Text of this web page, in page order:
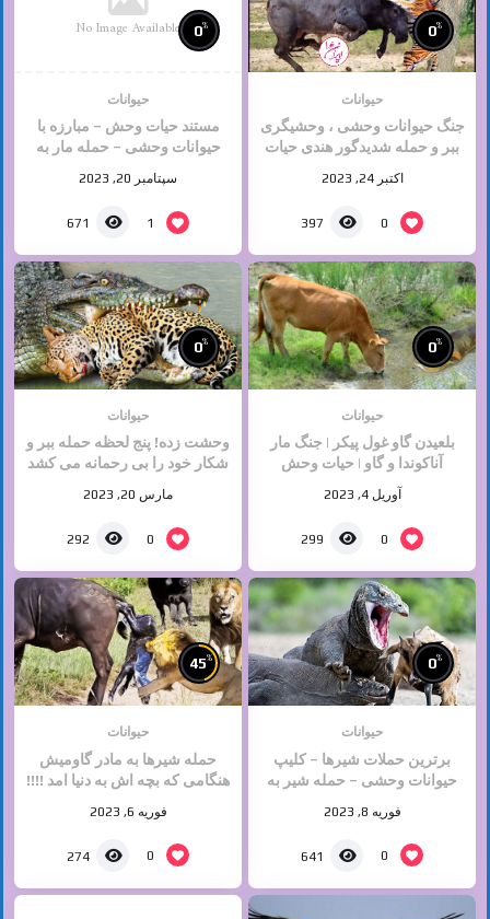
0%
حیوانات
جنگ حیوانات وحشی ، وحشیگری
ببر و حمله شدیدگور هندی حیات
اکتبر 24, 2023
0
397
No Image Available 0%
حیوانات
مستند حیات وحش – مبارزه با
حیوانات وحشی – حمله مار به
سپتامبر 20, 2023
1
671
0%
حیوانات
بلعیدن گاو غول پیکر | جنگ مار
آناکوندا و گاو | حیات وحش
حیوانات | جنگ حیوانات
آوریل 4, 2023
0
299
0%
حیوانات
وحشت زده! پنج لحظه حمله ببر و
شکار خود را بی رحمانه می کشد
| حیوانات وحشی
مارس 20, 2023
0
292
0%
حیوانات
برترین حملات شیرها – کلیپ
حیوانات وحشی – حمله شیر به
فوریه 8, 2023
0
641
45%
حیوانات
حمله شیرها به مادر گاومیش
هنگامی که بچه اش به دنیا امد !!!!
فوریه 6, 2023
0
274